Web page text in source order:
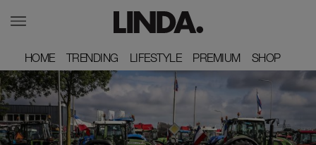
HOME
HOME TRENDING
TRENDING LIFESTYLE
LIFESTYLE PREMIUM
PREMIUM SHOP
SHOP